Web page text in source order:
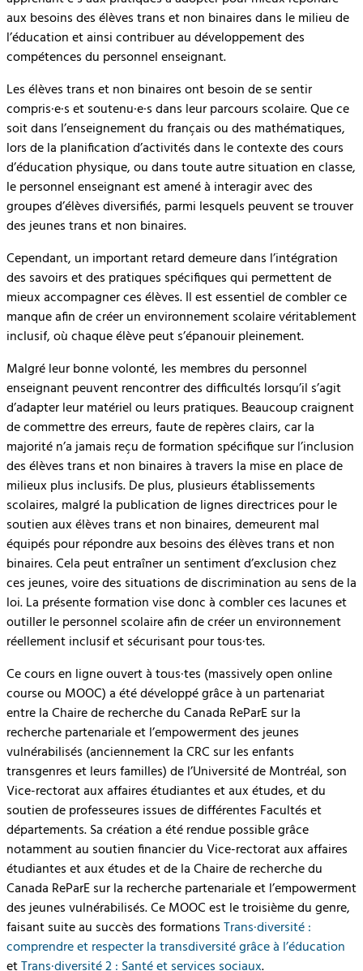
aux besoins des élèves trans et non binaires dans le milieu de
l’éducation et ainsi contribuer au développement des
compétences du personnel enseignant.
Les élèves trans et non binaires ont besoin de se sentir
compris·e·s et soutenu·e·s dans leur parcours scolaire. Que ce
soit dans l’enseignement du français ou des mathématiques,
lors de la planification d’activités dans le contexte des cours
d’éducation physique, ou dans toute autre situation en classe,
le personnel enseignant est amené à interagir avec des
groupes d’élèves diversifiés, parmi lesquels peuvent se trouver
des jeunes trans et non binaires.
Cependant, un important retard demeure dans l’intégration
des savoirs et des pratiques spécifiques qui permettent de
mieux accompagner ces élèves. Il est essentiel de combler ce
manque afin de créer un environnement scolaire véritablement
inclusif, où chaque élève peut s’épanouir pleinement.
Malgré leur bonne volonté, les membres du personnel
enseignant peuvent rencontrer des difficultés lorsqu’il s’agit
d’adapter leur matériel ou leurs pratiques. Beaucoup craignent
de commettre des erreurs, faute de repères clairs, car la
majorité n’a jamais reçu de formation spécifique sur l’inclusion
des élèves trans et non binaires à travers la mise en place de
milieux plus inclusifs. De plus, plusieurs établissements
scolaires, malgré la publication de lignes directrices pour le
soutien aux élèves trans et non binaires, demeurent mal
équipés pour répondre aux besoins des élèves trans et non
binaires. Cela peut entraîner un sentiment d’exclusion chez
ces jeunes, voire des situations de discrimination au sens de la
loi. La présente formation vise donc à combler ces lacunes et
outiller le personnel scolaire afin de créer un environnement
réellement inclusif et sécurisant pour tous·tes.
Ce cours en ligne ouvert à tous·tes (massively open online
course ou MOOC) a été développé grâce à un partenariat
entre la Chaire de recherche du Canada ReParE sur la
recherche partenariale et l’empowerment des jeunes
vulnérabilisés (anciennement la CRC sur les enfants
transgenres et leurs familles) de l’Université de Montréal, son
Vice-rectorat aux affaires étudiantes et aux études, et du
soutien de professeures issues de différentes Facultés et
départements. Sa création a été rendue possible grâce
notamment au soutien financier du Vice-rectorat aux affaires
étudiantes et aux études et de la Chaire de recherche du
Canada ReParE sur la recherche partenariale et l’empowerment
des jeunes vulnérabilisés. Ce MOOC est le troisième du genre,
faisant suite au succès des formations Trans·diversité :
comprendre et respecter la transdiversité grâce à l’éducation
et Trans·diversité 2 : Santé et services sociaux.